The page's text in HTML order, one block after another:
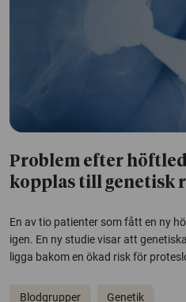
Problem efter
kopplas till genetisk
En av tio patienter som fått en ny
igen. En ny studie visar att
ligga bakom en ökad risk för
Blodgrupper Genetik